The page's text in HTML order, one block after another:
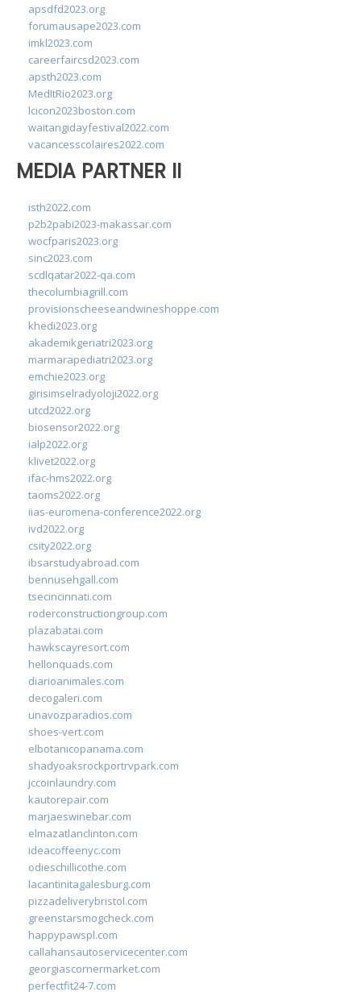
apsdfd2023.org
forumausape2023.com
imkl2023.com
careerfaircsd2023.com
apsth2023.com
MedItRio2023.org
lcicon2023boston.com
waitangidayfestival2022.com
vacancesscolaires2022.com
MEDIA PARTNER II
isth2022.com
p2b2pabi2023-makassar.com
wocfparis2023.org
sinc2023.com
scdlqatar2022-qa.com
thecolumbiagrill.com
provisionscheeseandwineshoppe.com
khedi2023.org
akademikgeriatri2023.org
marmarapediatri2023.org
emchie2023.org
girisimselradyoloji2022.org
utcd2022.org
biosensor2022.org
ialp2022.org
klivet2022.org
ifac-hms2022.org
taoms2022.org
iias-euromena-conference2022.org
ivd2022.org
csity2022.org
ibsarstudyabroad.com
bennusehgall.com
tsecincinnati.com
roderconstructiongroup.com
plazabatai.com
hawkscayresort.com
hellonquads.com
diarioanimales.com
decogaleri.com
unavozparadios.com
shoes-vert.com
elbotanicopanama.com
shadyoaksrockportrvpark.com
jccoinlaundry.com
kautorepair.com
marjaeswinebar.com
elmazatlanclinton.com
ideacoffeenyc.com
odieschillicothe.com
lacantinitagalesburg.com
pizzadeliverybristol.com
greenstarsmogcheck.com
happypawspl.com
callahansautoservicecenter.com
georgiascornermarket.com
perfectfit24-7.com